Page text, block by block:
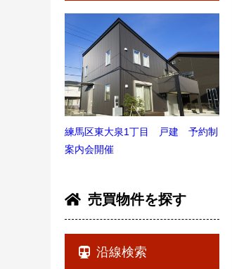
練馬区東大泉1丁目 戸建 予約制
案内会開催
売買物件を探す
沿線検索